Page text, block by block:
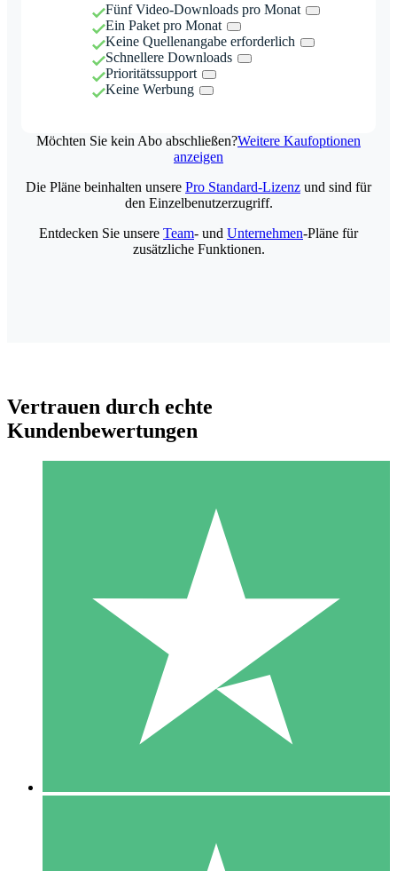
Fünf Video-Downloads pro Monat
Ein Paket pro Monat
Keine Quellenangabe erforderlich
Schnellere Downloads
Prioritätssupport
Keine Werbung
Möchten Sie kein Abo abschließen?Weitere Kaufoptionen
anzeigen
Individuelle Credit-Pakete
Zahlen Sie nach Bedarf mit Download-Credits. Keine
monatliche Verpflichtung erforderlich.
10 00
10 Downloads
Die Pläne beinhalten unsere Pro Standard-Lizenz und sind für
den Einzelbenutzerzugriff.
Entdecken Sie unsere Team- und Unternehmen-Pläne für
zusätzliche Funktionen.
Vertrauen durch echte
Kundenbewertungen